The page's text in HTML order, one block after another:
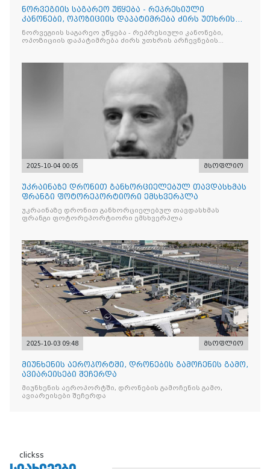
ნორვეგიის საგარეო უწყება - რეპრესიული
კანონები, ოპოზიციის დაპატიმრება ძირს უთხრის
არჩევნების ნდობას
ნორვეგიის საგარეო უწყება - რეპრესიული კანონები,
ოპოზიციის დაპატიმრება ძირს უთხრის არჩევნების
2025-10-04 00:05 მსოფლიო
უკრაინაზე დრონით განხორციელებულ თავდასხმას
ფრანგი ფოტორეპორტიორი ემსხვერპლა
უკრაინაზე დრონით განხორციელებულ თავდასხმას
ფრანგი ფოტორეპორტიორი ემსხვერპლა
2025-10-03 09:48 მსოფლიო
მიუნხენის აეროპორტში, დრონების გამოჩენის გამო,
ავიარეისები შეჩერდა
მიუნხენის აეროპორტში, დრონების გამოჩენის გამო,
ავიარეისები შეჩერდა
clickss